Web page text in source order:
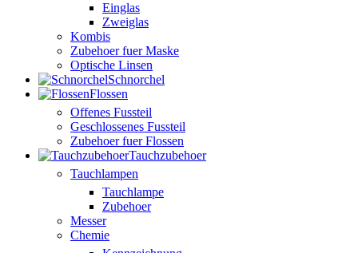
Einglas
Zweiglas
Kombis
Zubehoer fuer Maske
Optische Linsen
Schnorchel
Flossen
Offenes Fussteil
Geschlossenes Fussteil
Zubehoer fuer Flossen
Tauchzubehoer
Tauchlampen
Tauchlampe
Zubehoer
Messer
Chemie